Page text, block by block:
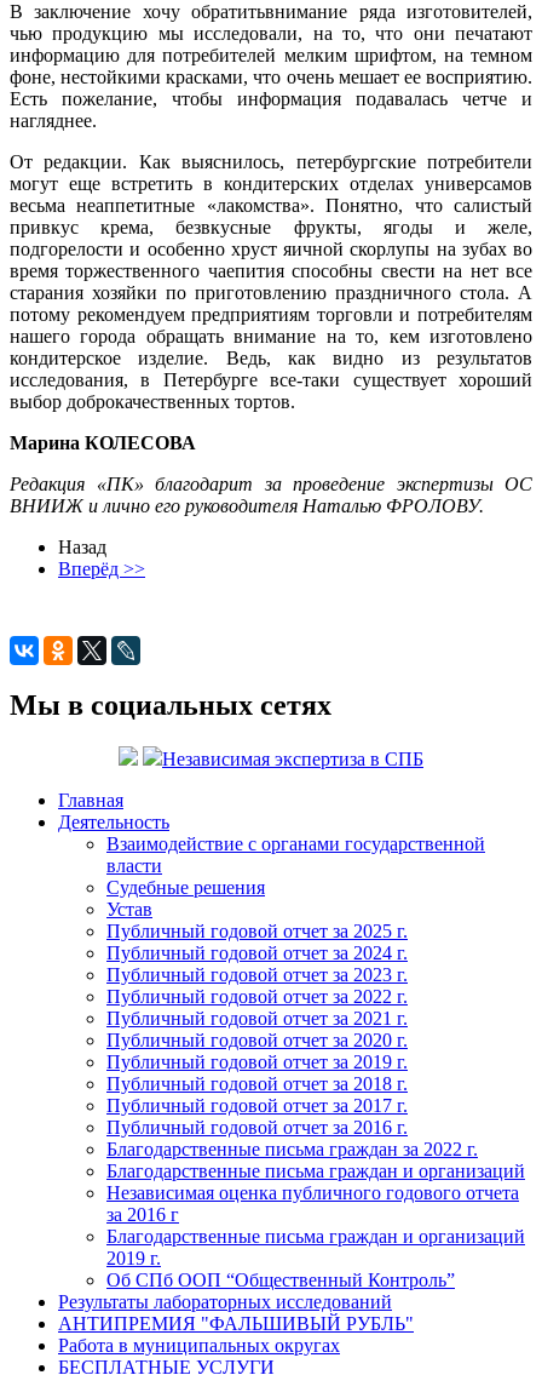
В заключение хочу обратитьвнимание ряда изготовителей,
чью продукцию мы исследовали, на то, что они печатают
информацию для потребителей мелким шрифтом, на темном
фоне, нестойкими красками, что очень мешает ее восприятию.
Есть пожелание, чтобы информация подавалась четче и
нагляднее.
От редакции. Как выяснилось, петербургские потребители
могут еще встретить в кондитерских отделах универсамов
весьма неаппетитные «лакомства». Понятно, что салистый
привкус крема, безвкусные фрукты, ягоды и желе,
подгорелости и особенно хруст яичной скорлупы на зубах во
время торжественного чаепития способны свести на нет все
старания хозяйки по приготовлению праздничного стола. А
потому рекомендуем предприятиям торговли и потребителям
нашего города обращать внимание на то, кем изготовлено
кондитерское изделие. Ведь, как видно из результатов
исследования, в Петербурге все-таки существует хороший
выбор доброкачественных тортов.
Марина КОЛЕСОВА
Редакция «ПК» благодарит за проведение экспертизы ОС
ВНИИЖ и лично его руководителя Наталью ФРОЛОВУ.
Назад
Вперёд >>
Мы в социальных сетях
Независимая экспертиза в СПБ
Главная
Деятельность
Взаимодействие с органами государственной
власти
Судебные решения
Устав
Публичный годовой отчет за 2025 г.
Публичный годовой отчет за 2024 г.
Публичный годовой отчет за 2023 г.
Публичный годовой отчет за 2022 г.
Публичный годовой отчет за 2021 г.
Публичный годовой отчет за 2020 г.
Публичный годовой отчет за 2019 г.
Публичный годовой отчет за 2018 г.
Публичный годовой отчет за 2017 г.
Публичный годовой отчет за 2016 г.
Благодарственные письма граждан за 2022 г.
Благодарственные письма граждан и организаций
Независимая оценка публичного годового отчета
за 2016 г
Благодарственные письма граждан и организаций
2019 г.
Об СПб ООП “Общественный Контроль”
Результаты лабораторных исследований
АНТИПРЕМИЯ "ФАЛЬШИВЫЙ РУБЛЬ"
Работа в муниципальных округах
БЕСПЛАТНЫЕ УСЛУГИ